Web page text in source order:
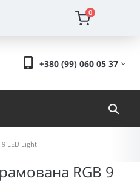
0
+380 (99) 060 05 37
LED Light
RGB 9